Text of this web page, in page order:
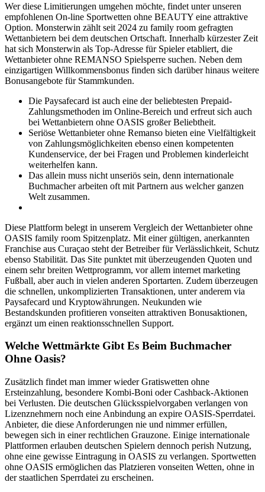
Wer diese Limitierungen umgehen möchte, findet unter unseren
empfohlenen On-line Sportwetten ohne BEAUTY eine attraktive
Option. Monsterwin zählt seit 2024 zu family room gefragten
Wettanbietern bei dem deutschen Ortschaft. Innerhalb kürzester Zeit
hat sich Monsterwin als Top-Adresse für Spieler etabliert, die
Wettanbieter ohne REMANSO Spielsperre suchen. Neben dem
einzigartigen Willkommensbonus finden sich darüber hinaus weitere
Bonusangebote für Stammkunden.
Die Paysafecard ist auch eine der beliebtesten Prepaid-
Zahlungsmethoden im Online-Bereich und erfreut sich auch
bei Wettanbietern ohne OASIS großer Beliebtheit.
Seriöse Wettanbieter ohne Remanso bieten eine Vielfältigkeit
von Zahlungsmöglichkeiten ebenso einen kompetenten
Kundenservice, der bei Fragen und Problemen kinderleicht
weiterhelfen kann.
Das allein muss nicht unseriös sein, denn internationale
Buchmacher arbeiten oft mit Partnern aus welcher ganzen
Welt zusammen.
Diese Plattform belegt in unserem Vergleich der Wettanbieter ohne
OASIS family room Spitzenplatz. Mit einer gültigen, anerkannten
Franchise aus Curaçao steht der Betreiber für Verlässlichkeit, Schutz
ebenso Stabilität. Das Site punktet mit überzeugenden Quoten und
einem sehr breiten Wettprogramm, vor allem internet marketing
Fußball, aber auch in vielen anderen Sportarten. Zudem überzeugen
die schnellen, unkomplizierten Transaktionen, unter anderem via
Paysafecard und Kryptowährungen. Neukunden wie
Bestandskunden profitieren vonseiten attraktiven Bonusaktionen,
ergänzt um einen reaktionsschnellen Support.
Welche Wettmärkte Gibt Es Beim Buchmacher
Ohne Oasis?
Zusätzlich findet man immer wieder Gratiswetten ohne
Ersteinzahlung, besondere Kombi-Boni oder Cashback-Aktionen
bei Verlusten. Die deutschen Glücksspielvorgaben verlangen von
Lizenznehmern noch eine Anbindung an expire OASIS-Sperrdatei.
Anbieter, die diese Anforderungen nie und nimmer erfüllen,
bewegen sich in einer rechtlichen Grauzone. Einige internationale
Plattformen erlauben deutschen Spielern dennoch perish Nutzung,
ohne eine gewisse Eintragung in OASIS zu verlangen. Sportwetten
ohne OASIS ermöglichen das Platzieren vonseiten Wetten, ohne in
der staatlichen Sperrdatei zu erscheinen.